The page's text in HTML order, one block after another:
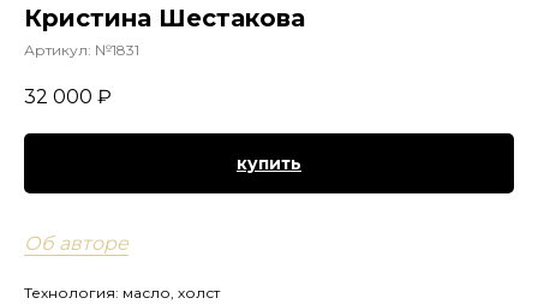
Кристина Шестакова
Артикул: №1831
32 000 ₽
купить
Об авторе
Технология: масло, холст